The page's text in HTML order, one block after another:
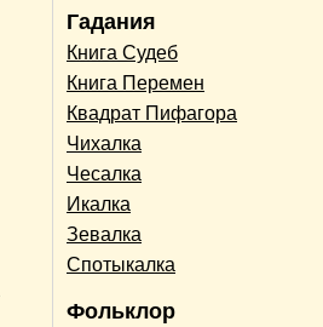
Гадания
Книга Судеб
Книга Перемен
Квадрат Пифагора
Чихалка
Чесалка
Икалка
Зевалка
Спотыкалка
Фольклор